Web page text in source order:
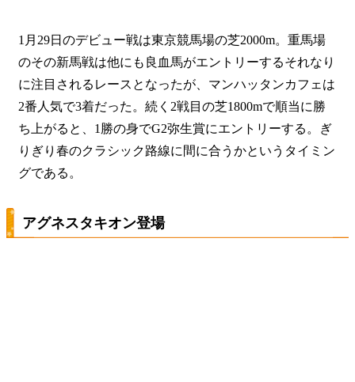
1月29日のデビュー戦は東京競馬場の芝2000m。重馬場
のその新馬戦は他にも良血馬がエントリーするそれなり
に注目されるレースとなったが、マンハッタンカフェは
2番人気で3着だった。続く2戦目の芝1800mで順当に勝
ち上がると、1勝の身でG2弥生賞にエントリーする。ぎ
りぎり春のクラシック路線に間に合うかというタイミン
グである。
アグネスタキオン登場